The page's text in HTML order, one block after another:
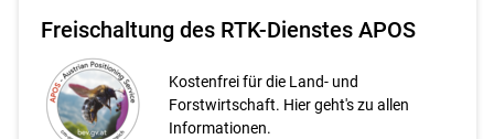
Freischaltung des RTK-Dienstes APOS
Kostenfrei für die Land- und
Forstwirtschaft. Hier geht's zu allen
Informationen.